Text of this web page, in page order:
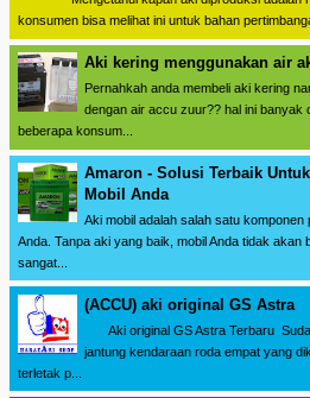
konsumen bisa melihat ini untuk bahan
Aki kering menggunakan air
Pernahkah anda membeli aki kering
dengan air accu zuur?? hal ini banyak
beberapa konsum...
Amaron - Solusi Terbaik
Mobil Anda
Aki mobil adalah salah satu komponen
Anda. Tanpa aki yang baik, mobil Anda tidak akan
sangat...
(ACCU) aki original GS Astra
Aki original GS Astra Terbaru
jantung kendaraan roda empat yang
terletak p...